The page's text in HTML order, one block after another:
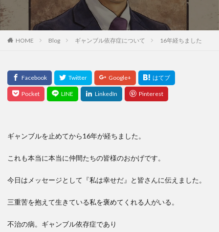
HOME Blog ギャンブル依存症について 16年経ちました
ギャンブルを止めてから16年が経ちました。
これも本当に本当に仲間たちの皆様のおかげです。
今日はメッセージとして『私は幸せだ』と皆さんに伝えました。
三重苦を抱えて生きている私を褒めてくれる人がいる。
不治の病。ギャンブル依存症であり